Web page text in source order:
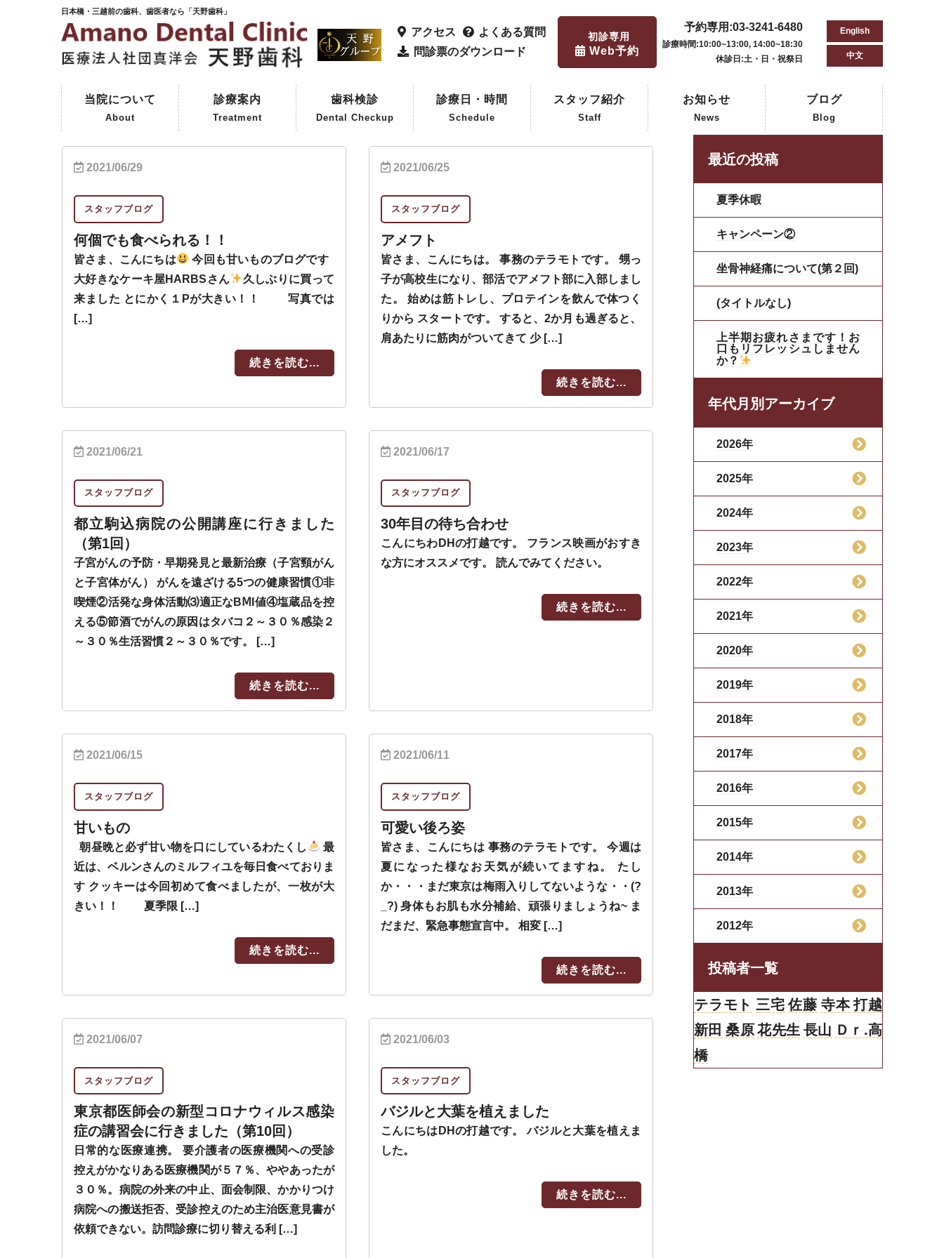
日本橋・三越前の歯科、歯医者なら「天野歯科」
アクセス
よくある質問
問診票のダウンロード
初診専用
Web予約
予約専用:03-3241-6480
診療時間:10:00~13:00, 14:00~18:30
休診日:土・日・祝祭日
English
中文
当院について
About
ご挨拶
初めて来院される方へ
院内紹介
天野歯科の歴史
診療案内
Treatment
一般歯科
予防歯科
審美歯科
インプラント
保険外治療
コーヌスクローネ義歯
歯科検診
Dental Checkup
歯科検診
企業歯科検診
診療日・時間
Schedule
スタッフ紹介
Staff
お知らせ
News
ブログ
Blog
2021/06/29
スタッフブログ
何個でも食べられる！！
皆さま、こんにちは
今回も甘いものブログです
大好きなケーキ屋HARBSさん
久しぶりに買って
来ました とにかく１Pが大きい！！ 写真では
[…]
続きを読む...
2021/06/25
スタッフブログ
アメフト
皆さま、こんにちは。 事務のテラモトです。 甥っ
子が高校生になり、部活でアメフト部に入部しまし
た。 始めは筋トレし、プロテインを飲んで体つく
りから スタートです。 すると、2か月も過ぎると、
肩あたりに筋肉がついてきて 少 […]
続きを読む...
2021/06/21
スタッフブログ
都立駒込病院の公開講座に行きました
（第1回）
子宮がんの予防・早期発見と最新治療（子宮頸がん
と子宮体がん） がんを遠ざける5つの健康習慣①非
喫煙②活発な身体活動⑶適正なBⅯI値④塩蔵品を控
える⑤節酒でがんの原因はタバコ２～３０％感染２
～３０％生活習慣２～３０％です。 […]
続きを読む...
2021/06/17
スタッフブログ
30年目の待ち合わせ
こんにちわDHの打越です。 フランス映画がおすき
な方にオススメです。 読んでみてください。
続きを読む...
2021/06/15
スタッフブログ
甘いもの
朝昼晩と必ず甘い物を口にしているわたくし
最
近は、ベルンさんのミルフィユを毎日食べておりま
す クッキーは今回初めて食べましたが、一枚が大
きい！！ 夏季限 […]
続きを読む...
2021/06/11
スタッフブログ
可愛い後ろ姿
皆さま、こんにちは 事務のテラモトです。 今週は
夏になった様なお天気が続いてますね。 たし
か・・・まだ東京は梅雨入りしてないような・・(?
_?) 身体もお肌も水分補給、頑張りましょうね~ ま
だまだ、緊急事態宣言中。 相変 […]
続きを読む...
2021/06/07
スタッフブログ
東京都医師会の新型コロナウィルス感染
症の講習会に行きました（第10回）
日常的な医療連携。 要介護者の医療機関への受診
控えがかなりある医療機関が５７％、ややあったが
３０％。病院の外来の中止、面会制限、かかりつけ
病院への搬送拒否、受診控えのため主治医意見書が
依頼できない。訪問診療に切り替える利 […]
2021/06/03
スタッフブログ
バジルと大葉を植えました
こんにちはDHの打越です。 バジルと大葉を植えま
した。
続きを読む...
最近の投稿
夏季休暇
キャンペーン②
坐骨神経痛について(第２回)
(タイトルなし)
上半期お疲れさまです！お
口もリフレッシュしません
か？
年代月別アーカイブ
2026年
2025年
2024年
2023年
2022年
2021年
2020年
2019年
2018年
2017年
2016年
2015年
2014年
2013年
2012年
投稿者一覧
テラモト 三宅 佐藤 寺本 打越
新田 桑原花先生 長山 Ｄｒ.高
橋